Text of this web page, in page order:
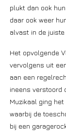
plukt dan ook
daar ook weer
alvast in de juiste
Het opvolgende
vervolgens uit
aan een
ineens verstoord
Muzikaal ging
waarbij de
bij een